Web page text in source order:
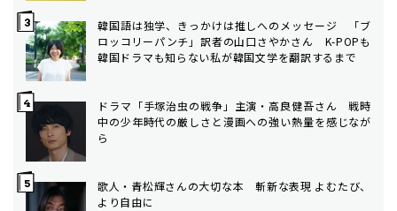
韓国語は独学、きっかけは推しへのメッセージ 「ブ
ロッコリーパンチ」訳者の山口さやかさん K-POPも
韓国ドラマも知らない私が韓国文学を翻訳するまで
ドラマ「手塚治虫の戦争」主演・高良健吾さん 戦時
中の少年時代の厳しさと漫画への強い熱量を感じなが
ら
歌人・青松輝さんの大切な本 斬新な表現 よむたび、
より自由に